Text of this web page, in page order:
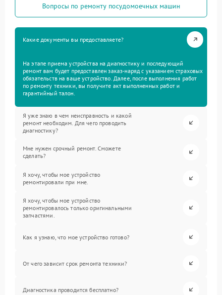
Вопросы по ремонту посудомоечных машин
Какие документы вы предоставляете?
На этапе приема устройства на диагностику и последующий
ремонт вам будет предоставлен заказ-наряд с указанием страховых
обязательств на ваше устройство. Далее, после выполнения работ
по ремонту техники, вы получите акт выполненных работ и
гарантийный талон.
Я уже знаю в чем неисправность и какой
ремонт необходим. Для чего проводить
диагностику?
Мне нужен срочный ремонт. Сможете
сделать?
Я хочу, чтобы мое устройство
ремонтировали при мне.
Я хочу, чтобы мое устройство
ремонтировалось только оригинальными
запчастями.
Как я узнаю, что мое устройство готово?
От чего зависит срок ремонта техники?
Диагностика проводится бесплатно?